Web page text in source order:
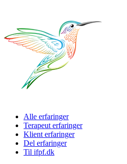
Alle erfaringer
Terapeut erfaringer
Klient erfaringer
Del erfaringer
Til ifpf.dk